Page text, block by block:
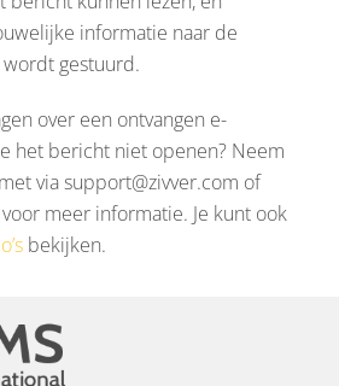
informatie naar de
gestuurd.
over een ontvangen e-
het bericht niet openen? Neem
via support@zivver.com of
voor meer informatie. Je kunt ook
bekijken.